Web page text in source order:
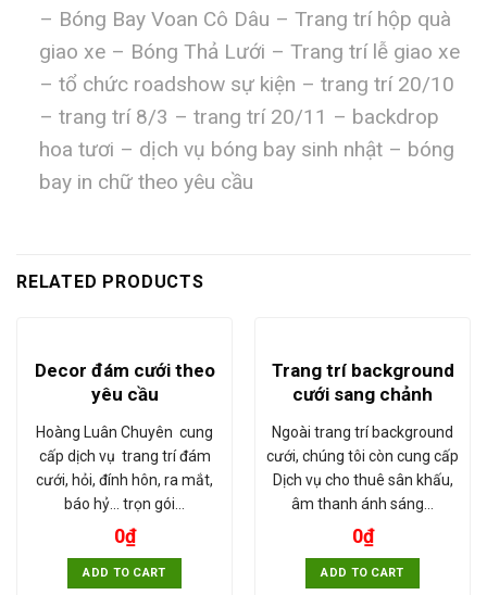
– Bóng Bay Voan Cô Dâu – Trang trí hộp quà
giao xe – Bóng Thả Lưới – Trang trí lễ giao xe
– tổ chức roadshow sự kiện – trang trí 20/10
– trang trí 8/3 – trang trí 20/11 – backdrop
hoa tươi – dịch vụ bóng bay sinh nhật – bóng
bay in chữ theo yêu cầu
RELATED PRODUCTS
Decor đám cưới theo
yêu cầu
Hoàng Luân Chuyên cung
cấp dịch vụ trang trí đám
cưới, hỏi, đính hôn, ra mắt,
báo hỷ... trọn gói…
0₫
ADD TO CART
Trang trí background
cưới sang chảnh
Ngoài trang trí background
cưới, chúng tôi còn cung cấp
Dịch vụ cho thuê sân khấu,
âm thanh ánh sáng…
0₫
ADD TO CART